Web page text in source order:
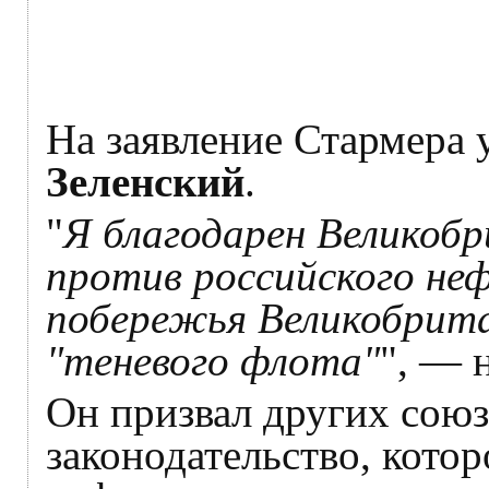
На заявление Стармера
Зеленский.
"Я благодарен
против российского
побережья
"теневого флота"", —
Он призвал других
законодательство,